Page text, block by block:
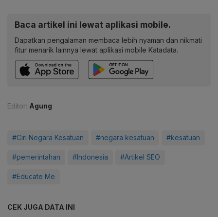
Baca artikel ini lewat aplikasi mobile.
Dapatkan pengalaman membaca lebih nyaman dan nikmati
fitur menarik lainnya lewat aplikasi mobile Katadata.
Editor: Agung
#Ciri Negara Kesatuan #negara kesatuan #kesatuan
#pemerintahan #Indonesia #Artikel SEO
#Educate Me
CEK JUGA DATA INI